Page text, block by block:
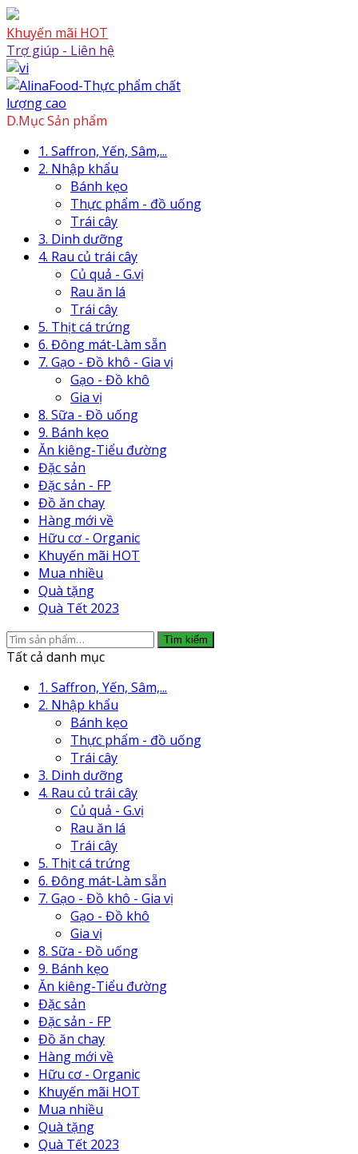
Skip
to
content
Skip
to
content
Khuyến mãi HOT
Trợ giúp - Liên hệ
D.Mục Sản phẩm
1. Saffron, Yến, Sâm,...
2. Nhập khẩu
Bánh kẹo
Thực phẩm - đồ uống
Trái cây
3. Dinh dưỡng
4. Rau củ trái cây
Củ quả - G.vị
Rau ăn lá
Trái cây
5. Thịt cá trứng
6. Đông mát-Làm sẵn
7. Gạo - Đồ khô - Gia vị
Gạo - Đồ khô
Gia vị
8. Sữa - Đồ uống
9. Bánh kẹo
Ăn kiêng-Tiểu đường
Đặc sản
Đặc sản - FP
Đồ ăn chay
Hàng mới về
Hữu cơ - Organic
Khuyến mãi HOT
Mua nhiều
Quà tặng
Quà Tết 2023
Tìm
kiếm:
Tìm kiếm
Tất cả danh mục
1. Saffron, Yến, Sâm,...
2. Nhập khẩu
Bánh kẹo
Thực phẩm - đồ uống
Trái cây
3. Dinh dưỡng
4. Rau củ trái cây
Củ quả - G.vị
Rau ăn lá
Trái cây
5. Thịt cá trứng
6. Đông mát-Làm sẵn
7. Gạo - Đồ khô - Gia vị
Gạo - Đồ khô
Gia vị
8. Sữa - Đồ uống
9. Bánh kẹo
Ăn kiêng-Tiểu đường
Đặc sản
Đặc sản - FP
Đồ ăn chay
Hàng mới về
Hữu cơ - Organic
Khuyến mãi HOT
Mua nhiều
Quà tặng
Quà Tết 2023